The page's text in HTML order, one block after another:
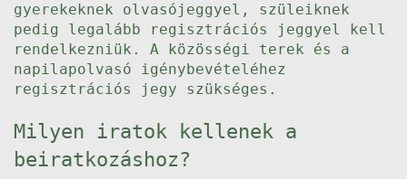
gyerekeknek olvasójeggyel, szüleiknek
pedig legalább regisztrációs jeggyel kell
rendelkezniük. A közösségi terek és a
napilapolvasó igénybevételéhez
regisztrációs jegy szükséges.
Milyen iratok kellenek a
beiratkozáshoz?